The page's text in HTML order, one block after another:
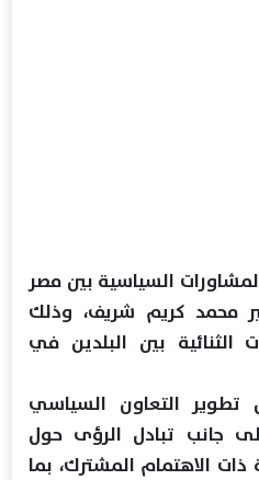
السياسية بين مصر
محمد كريم شريف، وذلك
الثنائية بين البلدين في
تطوير التعاون السياسي
جانب تبادل الرؤى حول
ذات الاهتمام المشترك، بما